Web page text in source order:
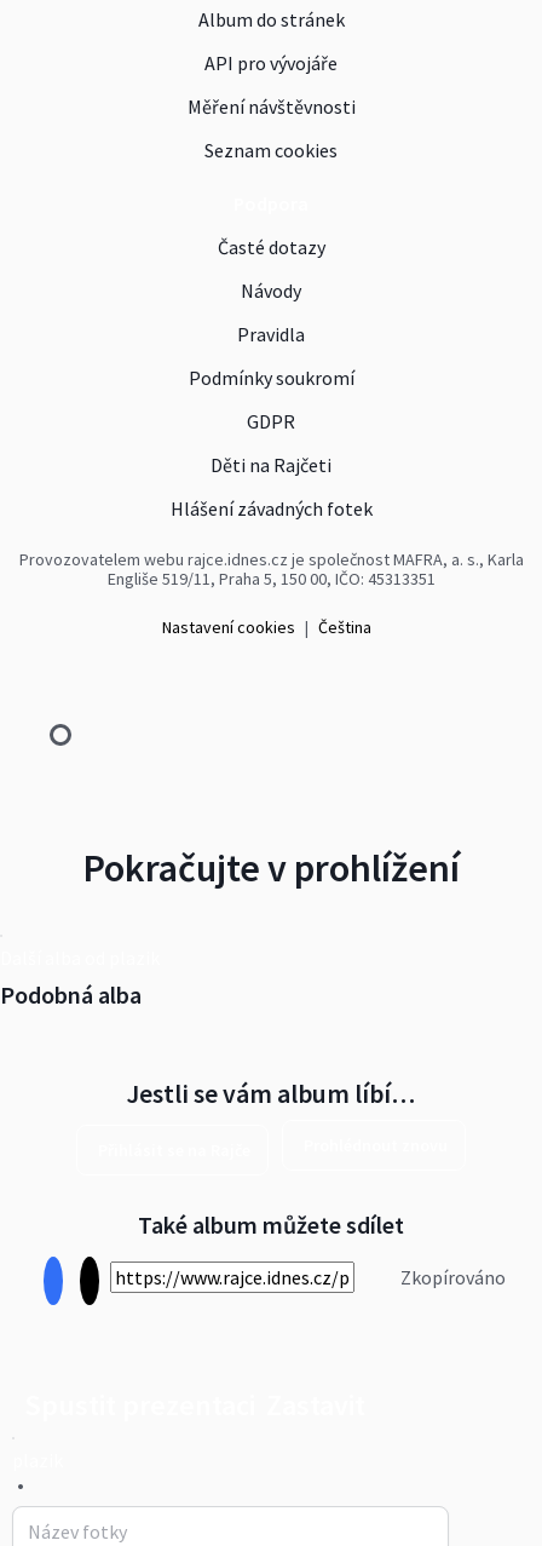
Album do stránek
API pro vývojáře
Měření návštěvnosti
Seznam cookies
Časté dotazy
Návody
Pravidla
Podmínky soukromí
GDPR
Děti na Rajčeti
Hlášení závadných fotek
Provozovatelem webu rajce.idnes.cz je společnost MAFRA, a. s., Karla
Engliše 519/11, Praha 5, 150 00, IČO: 45313351
Nastavení cookies | Čeština
Pokračujte v prohlížení
Podobná alba
Jestli se vám album líbí…
Také album můžete sdílet
Zkopírováno
•